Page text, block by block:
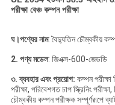
পরীক্ষা বেঞ্চ কম্পন পরীক্ষা
ঘ।পণ্যের নাম: বৈদ্যুতিন চৌম্বকীয়
2. পণ্য মডেল: জিএক্স-600-জেডডি
৩. ব্যবহার এবং প্রয়োগ: কম্পন
পরীক্ষা, পরিবেশগত চাপ স্ক্রিনিং
চৌম্বকীয় কম্পন পরীক্ষক সম্পূর্ণরূপে